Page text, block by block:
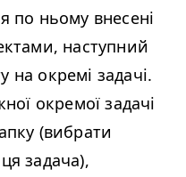
по ньому внесені
наступний
на окремі задачі.
окремої задачі
(вибрати
задача),